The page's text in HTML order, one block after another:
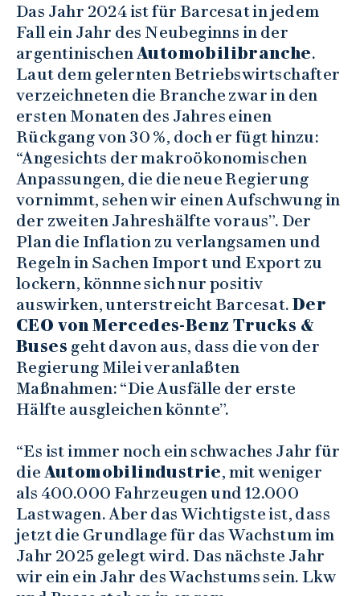
Das Jahr 2024 ist für Barcesat in jedem
Fall ein Jahr des Neubeginns in der
argentinischen Automobilibranche.
Laut dem gelernten Betriebswirtschafter
verzeichneten die Branche zwar in den
ersten Monaten des Jahres einen
Rückgang von 30 %, doch er fügt hinzu:
“Angesichts der makroökonomischen
Anpassungen, die die neue Regierung
vornimmt, sehen wir einen Aufschwung in
der zweiten Jahreshälfte voraus”. Der
Plan die Inflation zu verlangsamen und
Regeln in Sachen Import und Export zu
lockern, könnne sich nur positiv
auswirken, unterstreicht Barcesat. Der
CEO von Mercedes-Benz Trucks &
Buses geht davon aus, dass die von der
Regierung Milei veranlaßten
Maßnahmen: “Die Ausfälle der erste
Hälfte ausgleichen könnte”.
“Es ist immer noch ein schwaches Jahr für
die Automobilindustrie, mit weniger
als 400.000 Fahrzeugen und 12.000
Lastwagen. Aber das Wichtigste ist, dass
jetzt die Grundlage für das Wachstum im
Jahr 2025 gelegt wird. Das nächste Jahr
wir ein ein Jahr des Wachstums sein. Lkw